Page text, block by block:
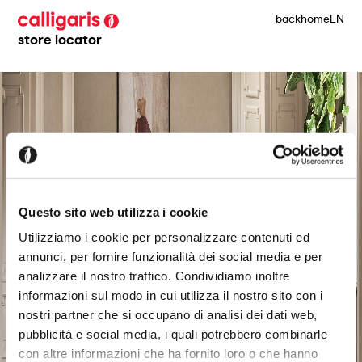
Questo sito web utilizza i cookie
Utilizziamo i cookie per personalizzare contenuti ed
annunci, per fornire funzionalità dei social media e per
analizzare il nostro traffico. Condividiamo inoltre
informazioni sul modo in cui utilizza il nostro sito con i
nostri partner che si occupano di analisi dei dati web,
pubblicità e social media, i quali potrebbero combinarle
con altre informazioni che ha fornito loro o che hanno
store locator
backhomeEN